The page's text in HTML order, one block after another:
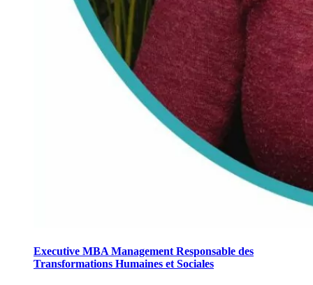
Executive MBA Management Responsable des
Transformations Humaines et Sociales